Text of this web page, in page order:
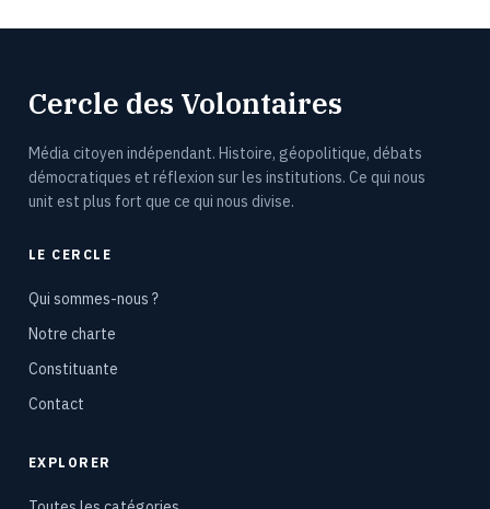
Cercle des Volontaires
Média citoyen indépendant. Histoire, géopolitique, débats
démocratiques et réflexion sur les institutions. Ce qui nous
unit est plus fort que ce qui nous divise.
LE CERCLE
Qui sommes-nous ?
Notre charte
Constituante
Contact
EXPLORER